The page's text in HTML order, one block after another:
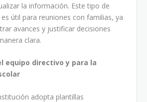
la información. Este tipo de
útil para reuniones con familias, ya
avances y justificar decisiones
clara.
equipo directivo y para la
adopta plantillas